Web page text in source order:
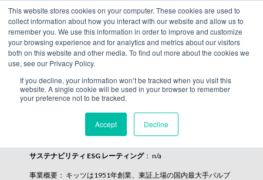
This website stores cookies on your computer. These cookies are used to
collect information about how you interact with our website and allow us to
remember you. We use this information in order to improve and customize
your browsing experience and for analytics and metrics about our visitors
both on this website and other media. To find out more about the cookies we
use, see our Privacy Policy.
If you decline, your information won’t be tracked when you visit this
website. A single cookie will be used in your browser to remember
your preference not to be tracked.
Accept Decline
JP
キッツ（6498）
サステナビリティ ESG レーティング： n/a
事業概要 ： キッツは1951年創業、東証上場の国内最大手バルブ